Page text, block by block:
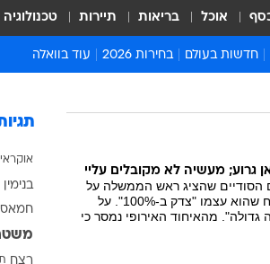
אוכל בריאות תיירות טכנולוגיה
חדשות בעולם
אירופה
אסיה והפסיפיק
אפריקה
בחירות 2026 עוד בוואלה
סרי ושלזינגר
אסור לפספס
מדע וסביבה
הנחיות פיקוד
גרוע; מעשיה לא מקובלים עליי
הסודיים שהציג ראש הממשלה על
תכנית הגרעין של טהראן ואמר כי הדבר מוכיח שהוא עצמו "צדק ב-100%". על
מהאיחוד האירופי נמסר כי
בנימין
חמאס
רצח